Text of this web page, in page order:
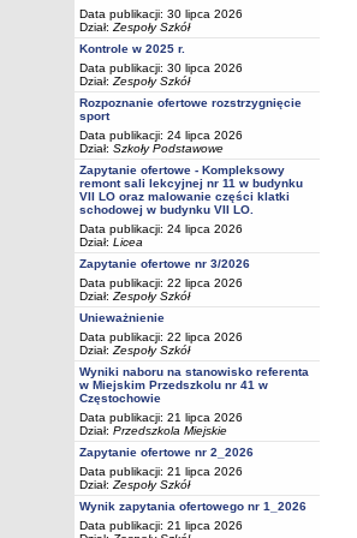
Data publikacji: 30 lipca 2026
Dział: Zespoły Szkół
Kontrole w 2025 r.
Data publikacji: 30 lipca 2026
Dział: Zespoły Szkół
Rozpoznanie ofertowe rozstrzygnięcie
sport
Data publikacji: 24 lipca 2026
Dział: Szkoły Podstawowe
Zapytanie ofertowe - Kompleksowy
remont sali lekcyjnej nr 11 w budynku
VII LO oraz malowanie części klatki
schodowej w budynku VII LO.
Data publikacji: 24 lipca 2026
Dział: Licea
Zapytanie ofertowe nr 3/2026
Data publikacji: 22 lipca 2026
Dział: Zespoły Szkół
Unieważnienie
Data publikacji: 22 lipca 2026
Dział: Zespoły Szkół
Wyniki naboru na stanowisko referenta
w Miejskim Przedszkolu nr 41 w
Częstochowie
Data publikacji: 21 lipca 2026
Dział: Przedszkola Miejskie
Zapytanie ofertowe nr 2_2026
Data publikacji: 21 lipca 2026
Dział: Zespoły Szkół
Wynik zapytania ofertowego nr 1_2026
Data publikacji: 21 lipca 2026